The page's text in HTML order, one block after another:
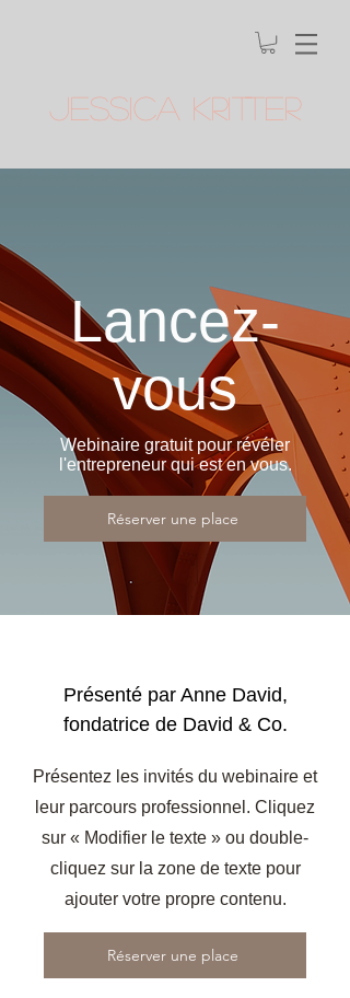
Jessica Kritter
Lancez-
vous
Webinaire gratuit pour révéler
l'entrepreneur qui est en vous.
Réserver une place
Présenté par Anne David,
fondatrice de David & Co.
Présentez les invités du webinaire et
leur parcours professionnel. Cliquez
sur « Modifier le texte » ou double-
cliquez sur la zone de texte pour
ajouter votre propre contenu.
Réserver une place